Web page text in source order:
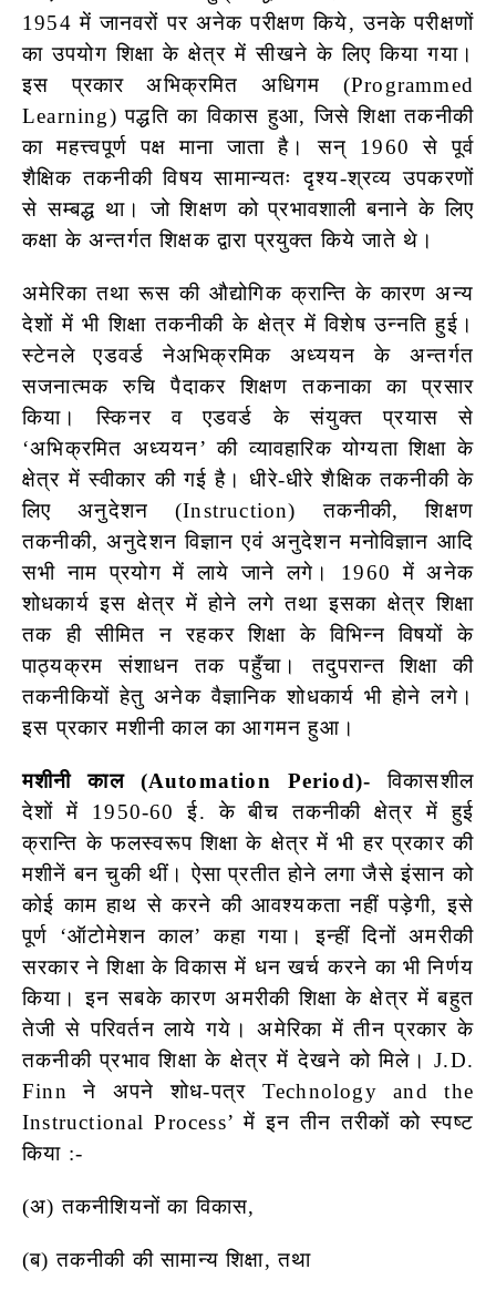
1954 में जानवरों पर अनेक परीक्षण किये, उनके परीक्षणों
का उपयोग शिक्षा के क्षेत्र में सीखने के लिए किया गया।
इस प्रकार अभिक्रमित अधिगम (Programmed
Learning) पद्धति का विकास हुआ, जिसे शिक्षा तकनीकी
का महत्त्वपूर्ण पक्ष माना जाता है। सन् 1960 से पूर्व
शैक्षिक तकनीकी विषय सामान्यतः दृश्य-श्रव्य उपकरणों
से सम्बद्ध था। जो शिक्षण को प्रभावशाली बनाने के लिए
कक्षा के अन्तर्गत शिक्षक द्वारा प्रयुक्त किये जाते थे।
अमेरिका तथा रूस की औद्योगिक क्रान्तिके कारण अन्य
देशों में भी शिक्षा तकनीकी के क्षेत्र में विशेष उन्नति हुई।
स्टेनले एडवर्ड नेअभिक्रमिक अध्ययन के अन्तर्गत
सजनात्मक रुचि पैदाकर शिक्षण तकनाका का प्रसार
किया। स्किनर व एडवर्ड के संयुक्त प्रयास से
‘अभिक्रमित अध्ययन’ की व्यावहारिक योग्यता शिक्षा के
क्षेत्र में स्वीकार की गई है। धीरे-धीरे शैक्षिक तकनीकी के
लिए अनुदेशन (Instruction) तकनीकी, शिक्षण
तकनीकी, अनुदेशन विज्ञान एवं अनुदेशन मनोविज्ञान आदि
सभी नाम प्रयोग में लाये जाने लगे। 1960 में अनेक
शोधकार्य इस क्षेत्र में होने लगे तथा इसका क्षेत्र शिक्षा
तक ही सीमित न रहकर शिक्षा के विभिन्न विषयों के
पाठ्यक्रम संशाधन तक पहुँचा। तदुपरान्त शिक्षा की
तकनीकियों हेतु अनेक वैज्ञानिक शोधकार्य भी होने लगे।
इस प्रकार मशीनी काल का आगमन हुआ।
मशीनी काल (Automation Period)- विकासशील
देशों में 1950-60 ई. के बीच तकनीकी क्षेत्र में हुई
क्रान्ति के फलस्वरूप शिक्षा के क्षेत्र में भी हर प्रकार की
मशीनें बन चुकी थीं। ऐसा प्रतीत होने लगा जैसे इंसान को
कोई काम हाथ से करने की आवश्यकता नहीं पड़ेगी, इसे
पूर्ण ‘ऑटोमेशन काल’ कहा गया। इन्हीं दिनों अमरीकी
सरकार ने शिक्षा के विकास में धन खर्च करने का भी निर्णय
किया। इन सबके कारण अमरीकी शिक्षा के क्षेत्र में बहुत
तेजी से परिवर्तन लाये गये। अमेरिका में तीन प्रकार के
तकनीकी प्रभाव शिक्षा के क्षेत्र में देखने को मिले। J.D.
Finn ने अपने शोध-पत्र Technology and the
Instructional Process’ में इन तीन तरीकों को स्पष्ट
किया :-
(अ) तकनीशियनों का विकास,
(ब) तकनीकी की सामान्य शिक्षा, तथा